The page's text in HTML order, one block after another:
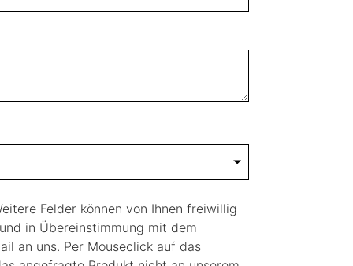
Felder können von Ihnen freiwillig
in Übereinstimmung mit dem
an uns. Per Mouseclick auf das